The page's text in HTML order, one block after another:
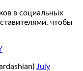
в социальных
чтобы
July